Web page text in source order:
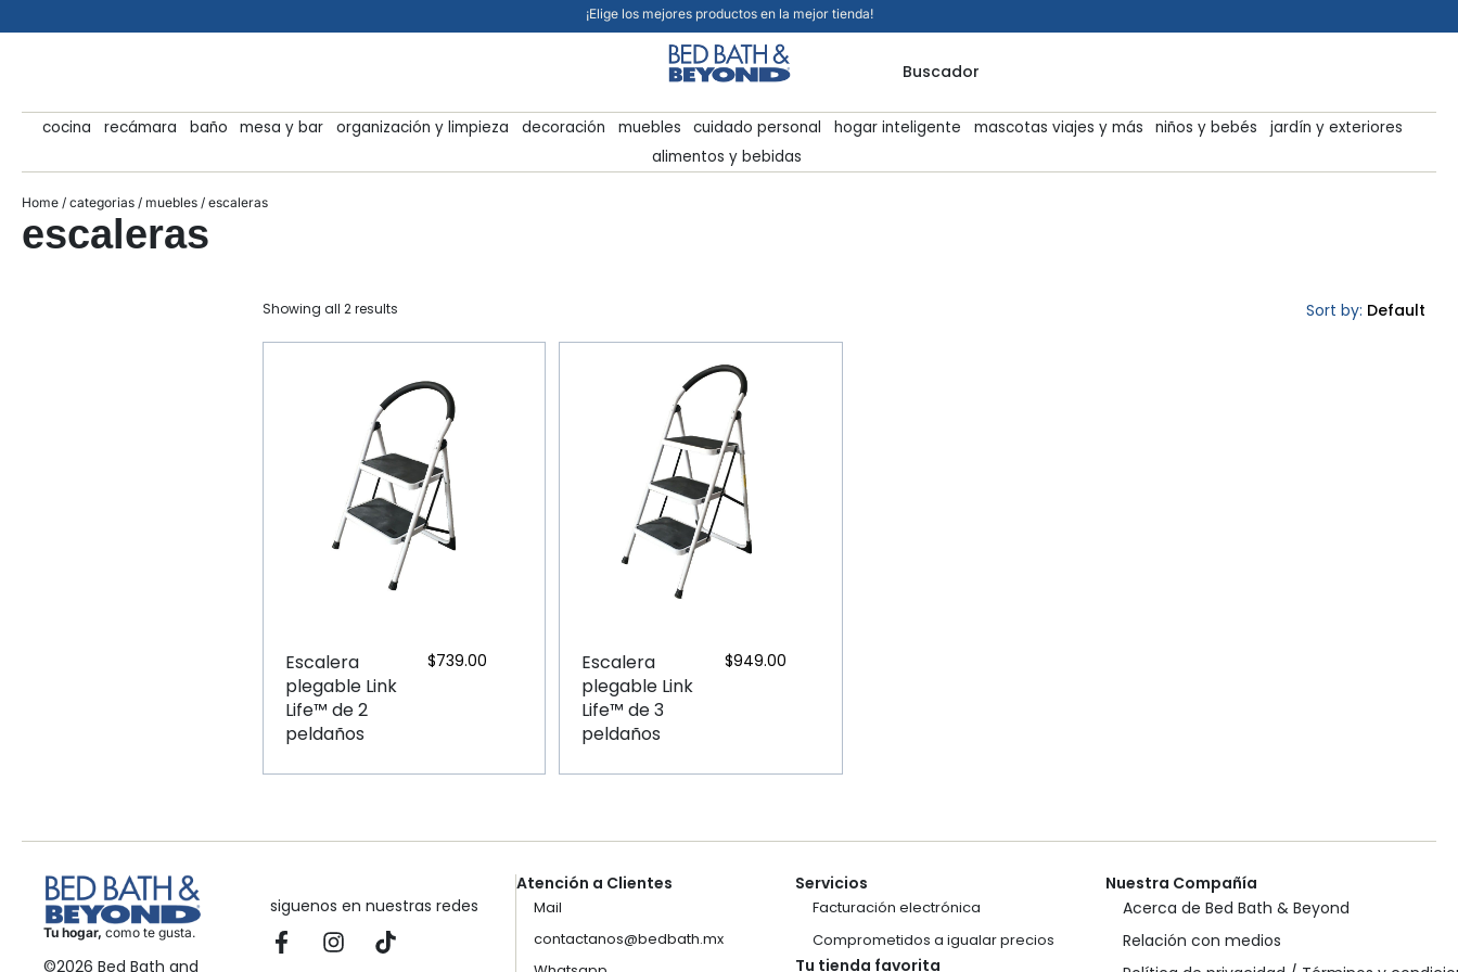
¡Elige los mejores productos en la mejor tienda!
Buscador
cocina recámara baño mesa y bar organización y limpieza decoración muebles cuidado personal hogar inteligente mascotas viajes y más niños y bebés
jardín y exteriores
alimentos y bebidas
Home / categorias / muebles / escaleras
escaleras
Sort by: Default
Escalera
plegable Link
Life™ de 2
peldaños
$739.00
Escalera
plegable Link
Life™ de 3
peldaños
$949.00
Showing all 2 results
Tu hogar, como te gusta.
©2026 Bed Bath and
siguenos en nuestras redes
Atención a Clientes
Mail
contactanos@bedbath.mx
Servicios
Facturación electrónica
Comprometidos a igualar precios
Tu tienda favorita
Nuestra Compañía
Acerca de Bed Bath & Beyond
Relación con medios